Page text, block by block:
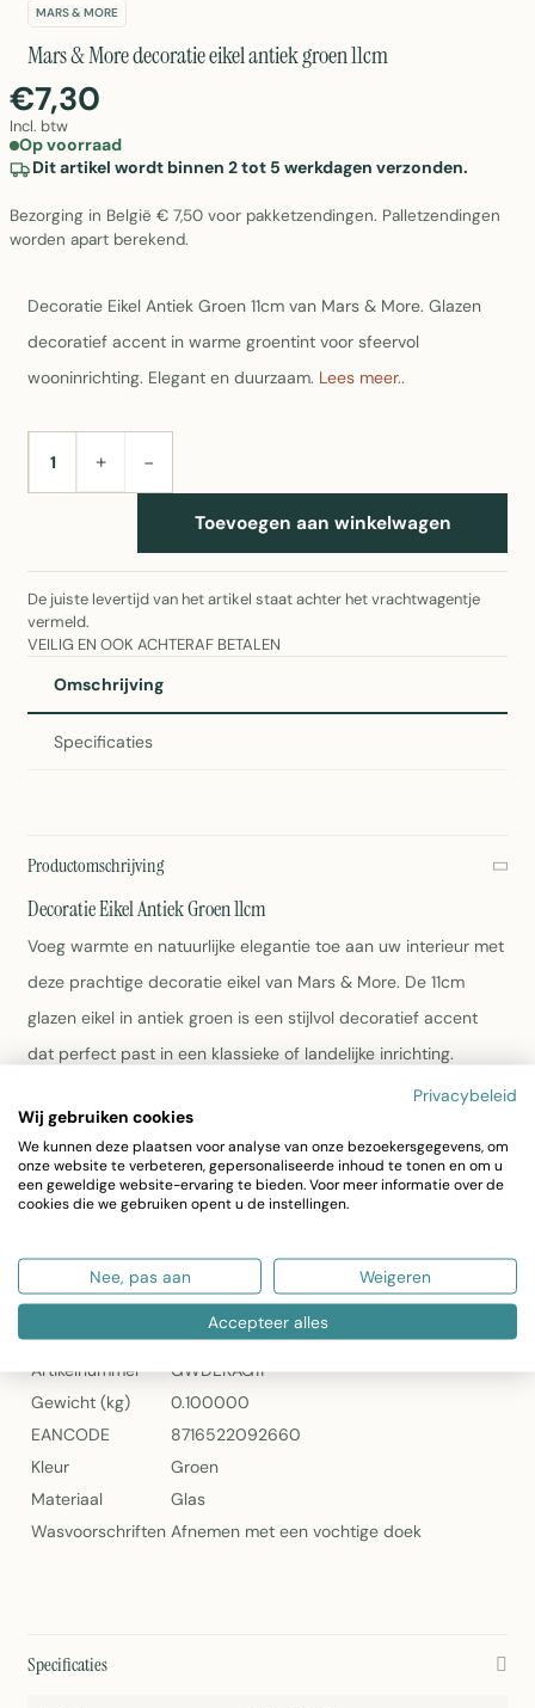
MARS & MORE
Mars & More decoratie eikel antiek groen 11cm
€7,30
Incl. btw
Op voorraad
Dit artikel wordt binnen 2 tot 5 werkdagen verzonden.
Bezorging in België € 7,50 voor pakketzendingen. Palletzendingen
worden apart berekend.
Decoratie Eikel Antiek Groen 11cm van Mars & More. Glazen
decoratief accent in warme groentint voor sfeervol
wooninrichting. Elegant en duurzaam. Lees meer..
AANTAL+ −
Toevoegen aan winkelwagen
De juiste levertijd van het artikel staat achter het vrachtwagentje
vermeld.
VEILIG EN OOK ACHTERAF BETALEN
Omschrijving
Specificaties
Productomschrijving
Decoratie Eikel Antiek Groen 11cm
Voeg warmte en natuurlijke elegantie toe aan uw interieur met
deze prachtige decoratie eikel van Mars & More. De 11cm
glazen eikel in antiek groen is een stijlvol decoratief accent
dat perfect past in een klassieke of landelijke inrichting.
Hoogte: 11 centimeter
Materiaal: Glas
Kleur: Antiek groen
Gewicht: 100 gram
Decoratie Eikel Antiek Groen 11cm van Mars & More
Specificaties
Artikelnummer
GWDEKAG11
Gewicht (kg)
0.100000
EANCODE
8716522092660
Kleur
Groen
Materiaal
Glas
Wasvoorschriften Afnemen met een vochtige doek
Specificaties
Privacybeleid
Wij gebruiken cookies
We kunnen deze plaatsen voor analyse van onze bezoekersgegevens, om
onze website te verbeteren, gepersonaliseerde inhoud te tonen en om u
een geweldige website-ervaring te bieden. Voor meer informatie over de
cookies die we gebruiken opent u de instellingen.
Nee, pas aan Weigeren
Accepteer alles